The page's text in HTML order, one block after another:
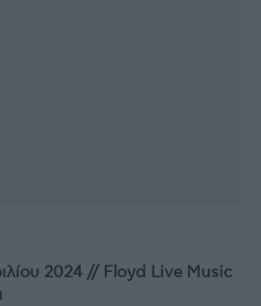
2024 // Floyd Live Music